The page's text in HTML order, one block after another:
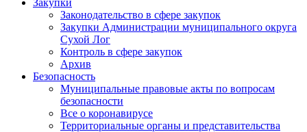
Закупки
Законодательство в сфере закупок
Закупки Администрации муниципального округа
Сухой Лог
Контроль в сфере закупок
Архив
Безопасность
Муниципальные правовые акты по вопросам
безопасности
Все о коронавирусе
Территориальные органы и представительства